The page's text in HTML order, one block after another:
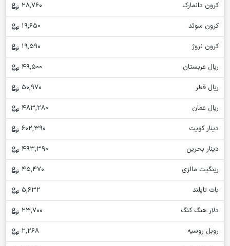
کرون دانمارک
28,760
کرون سوئد
19,650
کرون نروژ
19,590
ریال عربستان
49,500
ریال قطر
50,970
ریال عمان
483,280
دینار کویت
602,390
دینار بحرین
493,390
رینگیت مالزی
45,470
بات تایلند
5,632
دلار هنگ کنگ
23,700
روبل روسیه
2,268